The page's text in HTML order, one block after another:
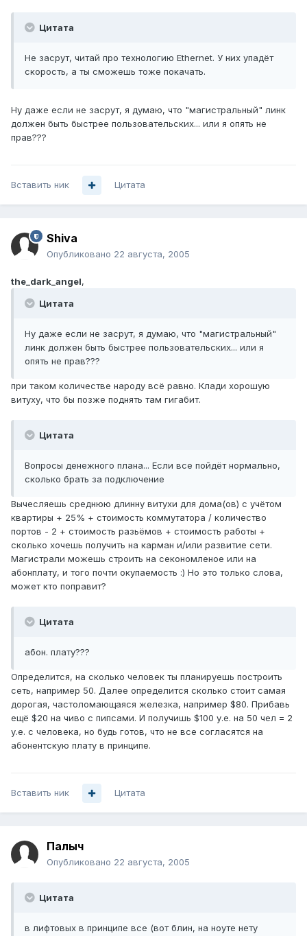
Цитата
Не засрут, читай про технологию Ethernet. У них упадёт
скорость, а ты сможешь тоже покачать.
Ну даже если не засрут, я думаю, что "магистральный" линк
должен быть быстрее пользовательских... или я опять не
прав???
Вставить ник Цитата
Shiva
Опубликовано 22 августа, 2005
the_dark_angel,
Цитата
Ну даже если не засрут, я думаю, что "магистральный"
линк должен быть быстрее пользовательских... или я
опять не прав???
при таком количестве народу всё равно. Клади хорошую
витуху, что бы позже поднять там гигабит.
Цитата
Вопросы денежного плана... Если все пойдёт нормально,
сколько брать за подключение
Вычесляешь среднюю длинну витухи для дома(ов) с учётом
квартиры + 25% + стоимость коммутатора / количество
портов - 2 + стоимость разьёмов + стоимость работы +
сколько хочешь получить на карман и/или развитие сети.
Магистрали можешь строить на секономленое или на
абонплату, и того почти окупаемость :) Но это только слова,
может кто поправит?
Цитата
абон. плату???
Определится, на сколько человек ты планируешь построить
сеть, например 50. Далее определится сколько стоит самая
дорогая, частоломающаяся железка, например $80. Прибавь
ещё $20 на чиво с пипсами. И получишь $100 у.е. на 50 чел = 2
у.е. с человека, но будь готов, что не все согласятся на
абонентскую плату в принципе.
Вставить ник Цитата
Палыч
Опубликовано 22 августа, 2005
Цитата
в лифтовых в принципе все (вот блин, на ноуте нету